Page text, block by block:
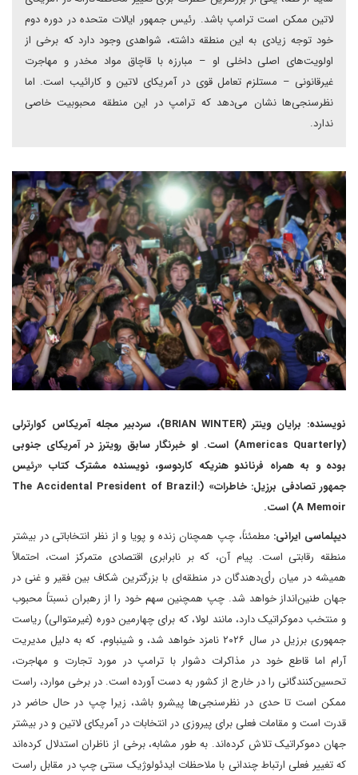
لاتین ممکن است ترامپ باشد. رئیس جمهور ایالات متحده در دوره دوم
خود توجه زیادی به این منطقه داشته، شواهدی وجود دارد که برخی از
اولویت‌های اصلی داخلی او – مبارزه با قاچاق مواد مخدر و مهاجرت
غیرقانونی – مستلزم تعامل قوی در آمریکای لاتین و کارائیب است. اما
نظرسنجی‌ها نشان می‌دهد که ترامپ در این منطقه محبوبیت خاصی
ندارد.
نویسنده: برایان وینتر (BRIAN WINTER)، سردبیر مجله آمریکاس کوارترلی
(Americas Quarterly) است. او خبرنگار سابق رویترز در آمریکای جنوبی
بوده و به همراه فرناندو هنریکه کاردوسو، نویسنده مشترک کتاب «رئیس
جمهور تصادفی برزیل: خاطرات» (The Accidental President of Brazil:
A Memoir) است.
دیپلماسی ایرانی: مطمئناً، چپ همچنان زنده و پویا و از نظر انتخاباتی در بیشتر
منطقه رقابتی است. پیام آن، که بر نابرابری اقتصادی متمرکز است، احتمالاً
همیشه در میان رأی‌دهندگان در منطقه‌ای با بزرگترین شکاف بین فقیر و غنی در
جهان طنین‌انداز خواهد شد. چپ همچنین سهم خود را از رهبران نسبتاً محبوب
و منتخب دموکراتیک دارد، مانند لولا، که برای چهارمین دوره (غیرمتوالی) ریاست
جمهوری برزیل در سال ۲۰۲۶ نامزد خواهد شد، و شینباوم، که به دلیل مدیریت
آرام اما قاطع خود در مذاکرات دشوار با ترامپ در مورد تجارت و مهاجرت،
تحسین‌کنندگانی را در خارج از کشور به دست آورده است. در برخی موارد، راست
ممکن است تا حدی در نظرسنجی‌ها پیشرو باشد، زیرا چپ در حال حاضر در
قدرت است و مقامات فعلی برای پیروزی در انتخابات در آمریکای لاتین و در بیشتر
جهان دموکراتیک تلاش کرده‌اند. به طور مشابه، برخی از ناظران استدلال کرده‌اند
که تغییر فعلی ارتباط چندانی با ملاحظات ایدئولوژیک سنتی چپ در مقابل راست